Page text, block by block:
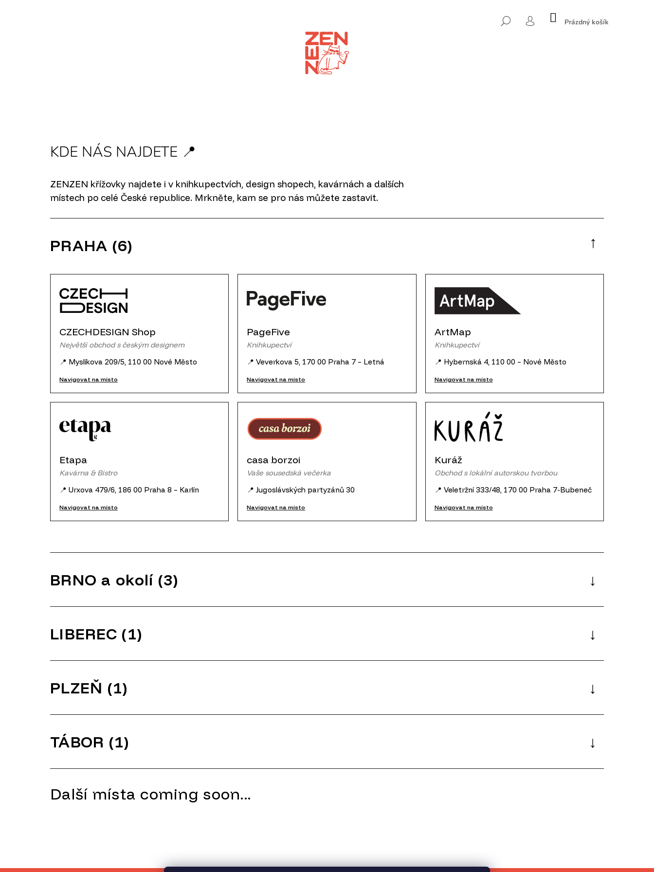
HLEDAT
PŘIHLÁŠENÍ
NÁKUPNÍ
KOŠÍK
Prázdný košík
KDE NÁS NAJDETE 📍
ZENZEN křížovky najdete i v knihkupectvích, design shopech, kavárnách a dalších
místech po celé České republice. Mrkněte, kam se pro nás můžete zastavit.
PRAHA (6)
CZECHDESIGN Shop
Největší obchod s českým designem
📍 Myslíkova 209/5, 110 00 Nové Město
Navigovat na místo
PageFive
Knihkupectví
📍 Veverkova 5, 170 00 Praha 7 – Letná
Navigovat na místo
ArtMap
Knihkupectví
📍 Hybernská 4, 110 00 – Nové Město
Navigovat na místo
Etapa
Kavárna & Bistro
📍 Urxova 479/6, 186 00 Praha 8 – Karlín
Navigovat na místo
casa borzoi
Vaše sousedská večerka
📍 Jugoslávských partyzánů 30
Navigovat na místo
Kuráž
Obchod s lokální autorskou tvorbou
📍 Veletržní 333/48, 170 00 Praha 7-Bubeneč
Navigovat na místo
BRNO a okolí (3)
LIBEREC (1)
PLZEŇ (1)
TÁBOR (1)
Další místa coming soon...
CO POTŘEBUJETE NAJÍT?